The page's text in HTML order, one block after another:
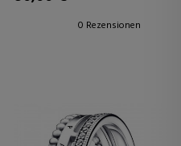
0 Rezensionen